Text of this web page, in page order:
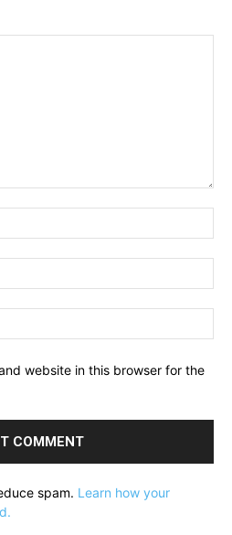
website in this browser for the
spam. Learn how your